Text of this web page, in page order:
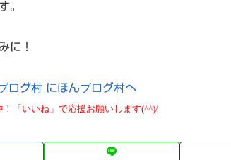
。
に！
！「いいね」で応援お願いします(^^)/